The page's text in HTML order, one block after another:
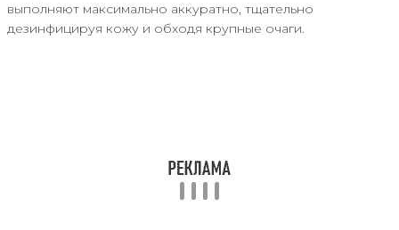
выполняют максимально аккуратно, тщательно
дезинфицируя кожу и обходя крупные очаги.